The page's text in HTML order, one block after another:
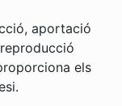
aportació
els